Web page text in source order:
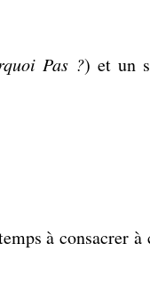
Pas ?) et un
à consacrer